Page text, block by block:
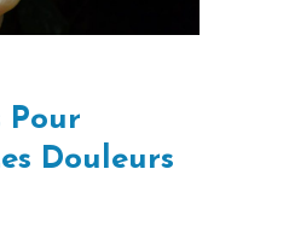
Pour
Douleurs